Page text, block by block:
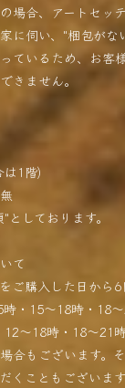
場合、アートセッ
に伺い、"梱包がな
ているため、お客
きません。
1階)
しております。
て
ご購入した日から6
・15〜18時・18
〜18時・18〜21
合もございます。
くこともございま